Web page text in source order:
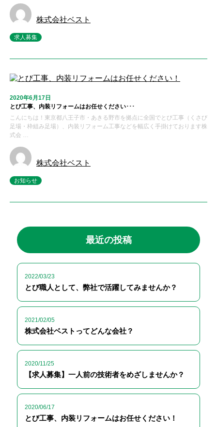
株式会社ベスト
求人募集
2020年6月17日
とび工事、内装リフォームはお任せください･･･
こんにちは！東京都八王子市・あきる野市を拠点に全国でとび工事（くさび
足場・枠組み足場）、内装リフォーム工事などを幅広く手掛けております株
式会 …
株式会社ベスト
お知らせ
最近の投稿
2022/03/23
とび職人として、弊社で活躍してみませんか？
2021/02/05
株式会社ベストってどんな会社？
2020/11/25
【求人募集】一人前の技術者をめざしませんか？
2020/06/17
とび工事、内装リフォームはお任せください！